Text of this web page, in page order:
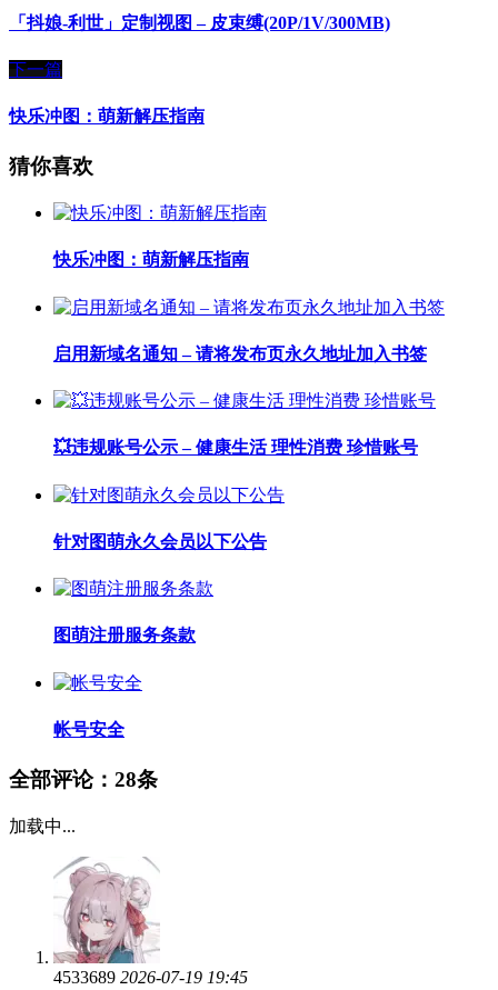
「抖娘-利世」定制视图 – 皮束缚(20P/1V/300MB)
下一篇
快乐冲图：萌新解压指南
猜你喜欢
快乐冲图：萌新解压指南
启用新域名通知 – 请将发布页永久地址加入书签
💥违规账号公示 – 健康生活 理性消费 珍惜账号
针对图萌永久会员以下公告
图萌注册服务条款
帐号安全
全部评论： 28条
加载中...
4533689 2026-07-19 19:45